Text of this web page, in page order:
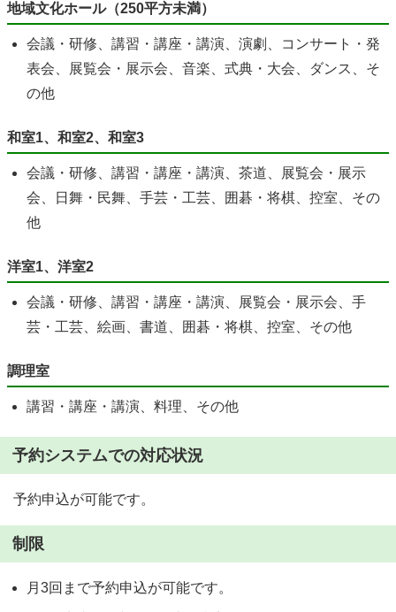
地域文化ホール（250平方未満）
会議・研修、講習・講座・講演、演劇、コンサート・発
表会、展覧会・展示会、音楽、式典・大会、ダンス、そ
の他
和室1、和室2、和室3
会議・研修、講習・講座・講演、茶道、展覧会・展示
会、日舞・民舞、手芸・工芸、囲碁・将棋、控室、その
他
洋室1、洋室2
会議・研修、講習・講座・講演、展覧会・展示会、手
芸・工芸、絵画、書道、囲碁・将棋、控室、その他
調理室
講習・講座・講演、料理、その他
予約システムでの対応状況
予約申込が可能です。
制限
月3回まで予約申込が可能です。